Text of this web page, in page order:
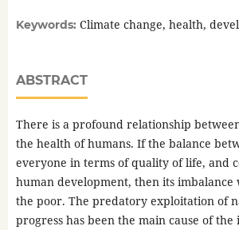
Keywords: Climate change, health,
ABSTRACT
There is a profound relationship
the health of humans. If the balance
everyone in terms of quality of life, and
human development, then its
the poor. The predatory exploitation of
progress has been the main cause of the